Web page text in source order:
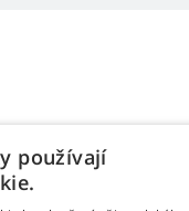
používají